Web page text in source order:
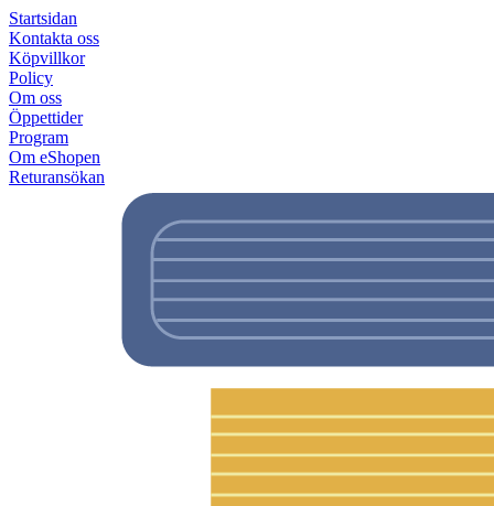
Startsidan
Kontakta oss
Köpvillkor
Policy
Om oss
Öppettider
Program
Om eShopen
Returansökan